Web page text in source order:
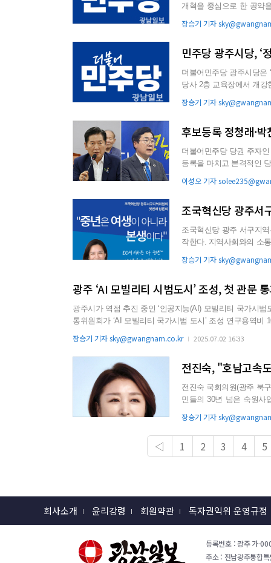
개혁을 중심으로 한 공약을 제시해 지
장승기 기자
민주당 광주시당, ‘
더불어민주당 광주시당은
당사 2층 교육장에서 개강한다. 이번 ‘2025 정치아카데미’는 정치인재 양성을 목표
장승기 기자
후보등록 정청래·박
더불어민주당 당권 주자
등록을 마치고 본격적인 당심 공략에 나섰다. 정청래 후
이성오 기자
조국혁신당 광주서
조국혁신당 광주 서구지
작한다. 지역사회와의 소통을 위한 이번 담론회는 정치적 이념을 넘어서 삶의 본질을 성찰하고 공
장승기 기자
광주 ‘AI 모빌리티 시범도시’ 조성, 첫 관문
광주시가 역점 추진 중인 ‘인공지능(AI) 모빌리티 국가시범도시’ 조성사업이
통위원회가 ‘AI 모빌리티 국가시범 도시’ 조성 연구용역
장승기 기자 sky@gwangnam.co.kr 2025.07.02 16:33
전진숙, "호남고속
전진숙 국회의원(광주 북
민들의 30년 넘은 숙원사
장승기 기자
◁ 1 2 3 4 5
회사소개 윤리강령 회원약관 독자권익위 운영규정
등록번호 : 광주 가-
주소 : 전남광주통합